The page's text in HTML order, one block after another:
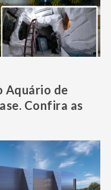
Aquário de
Confira as